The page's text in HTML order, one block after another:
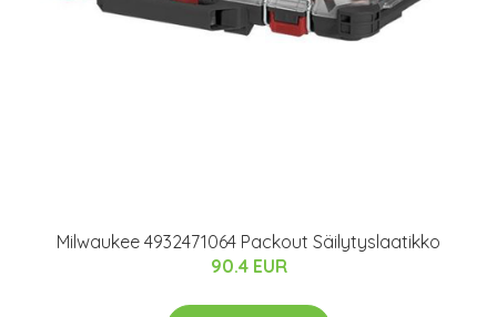
Milwaukee 4932471064 Packout Säilytyslaatikko
90.4 EUR